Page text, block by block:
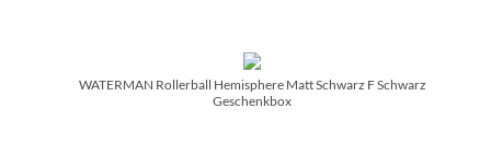
WATERMAN Rollerball Hemisphere Matt Schwarz F Schwarz
Geschenkbox